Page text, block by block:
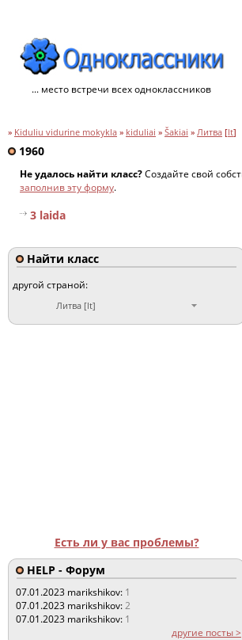
... место встречи всех одноклассников
» Kiduliu vidurine mokykla » kiduliai » Šakiai » Литва [lt]
1960
Не удалось найти класс?Создайте свой
заполнив эту форму.
3 laida
Найти класс
другой страной:
Литва [lt]
Есть ли у вас проблемы?
HELP - Форум
07.01.2023 marikshikov: 1
07.01.2023 marikshikov:2
07.01.2023 marikshikov: 1
другие посты >